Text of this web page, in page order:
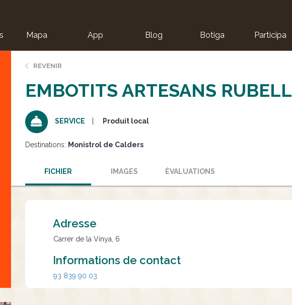
Mapa App Blog Botiga Participa
REVENIR
EMBOTITS ARTESANS RUBELL
SERVICE Produit local
Destinations: Monistrol de Calders
FICHIER IMAGES ÉVALUATIONS
Adresse
Carrer de la Vinya, 6
Informations de contact
93 839 90 03